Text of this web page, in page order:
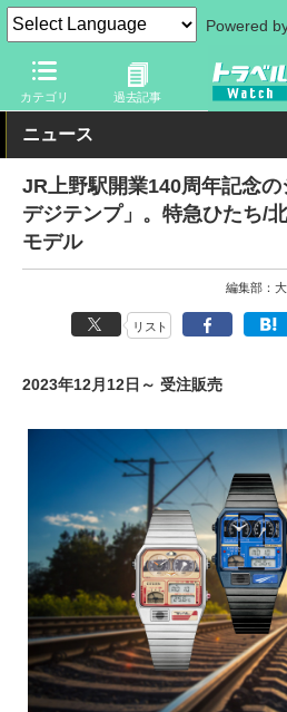
Powered
カテゴリ 過去記事
トラベル Watch 旅のアイテム 旅行
ニュース
JR上野駅開業140周年記念
デジテンプ」。特急ひたち/
モデル
編集部：
リスト
2023年12月12日～ 受注販売